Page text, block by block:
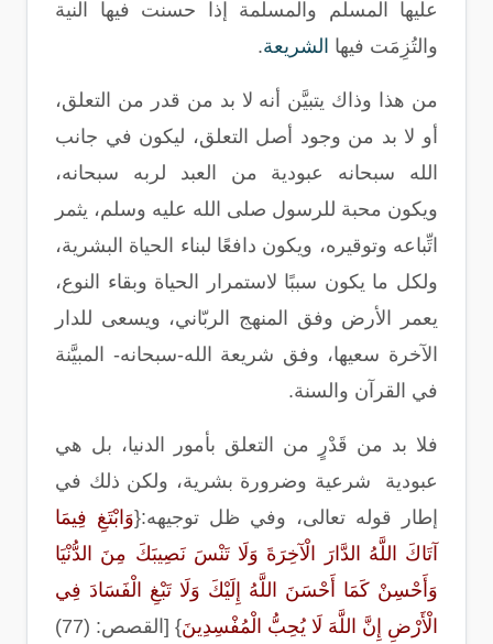
عليها المسلم والمسلمة إذا حسنت فيها النية
والتُزِمَت فيها الشريعة.
من هذا وذاك يتبيَّن أنه لا بد من قدر من التعلق،
أو لا بد من وجود أصل التعلق، ليكون في جانب
الله سبحانه عبودية من العبد لربه سبحانه،
ويكون محبة للرسول صلى الله عليه وسلم، يثمر
اتِّباعه وتوقيره، ويكون دافعًا لبناء الحياة البشرية،
ولكل ما يكون سببًا لاستمرار الحياة وبقاء النوع،
يعمر الأرض وفق المنهج الربّاني، ويسعى للدار
الآخرة سعيها، وفق شريعة الله-سبحانه- المبيَّنة
في القرآن والسنة.
فلا بد من قَدْرٍ من التعلق بأمور الدنيا، بل هي
عبودية
شرعية وضرورة بشرية، ولكن ذلك في
إطار قوله تعالى، وفي ظل توجيهه:{وَابْتَغِ فِيمَا
آتَاكَ اللَّهُ الدَّارَ الْآخِرَةَ وَلَا تَنْسَ نَصِيبَكَ مِنَ الدُّنْيَا
وَأَحْسِنْ كَمَا أَحْسَنَ اللَّهُ إِلَيْكَ وَلَا تَبْغِ الْفَسَادَ فِي
الْأَرْضِ إِنَّ اللَّهَ لَا يُحِبُّ الْمُفْسِدِينَ} [ القصص: (77
)